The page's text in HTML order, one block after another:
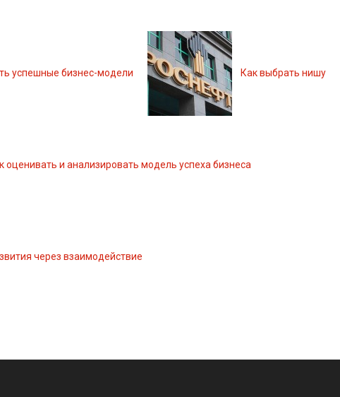
успешные бизнес-модели Как выбрать нишу
оценивать и анализировать модель успеха бизнеса
через взаимодействие